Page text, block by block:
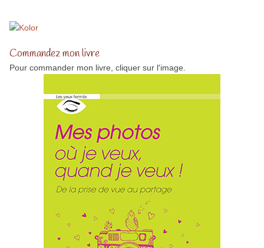
Commandez mon livre
Pour commander mon livre, cliquer sur l'image.